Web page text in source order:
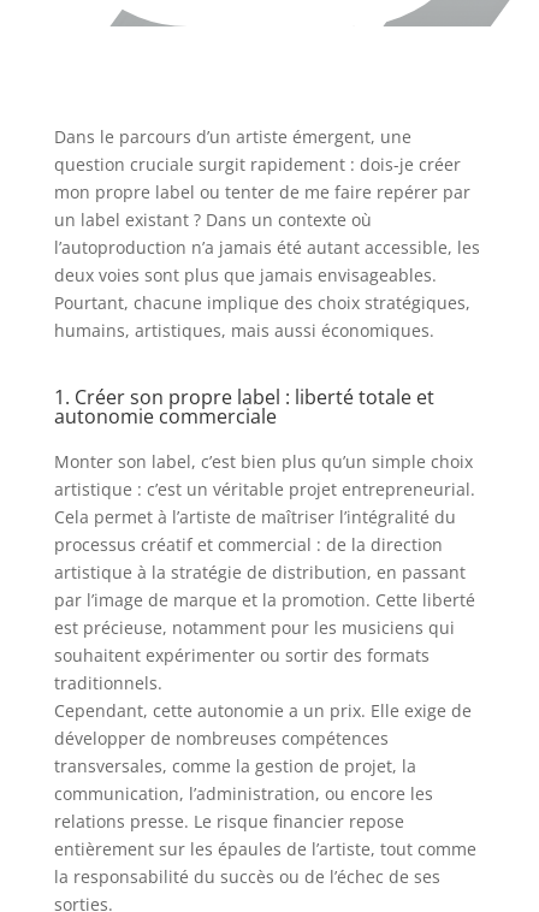
Dans le parcours d’un artiste émergent, une
question cruciale surgit rapidement : dois-je créer
mon propre label ou tenter de me faire repérer par
un label existant ? Dans un contexte où
l’autoproduction n’a jamais été autant accessible, les
deux voies sont plus que jamais envisageables.
Pourtant, chacune implique des choix stratégiques,
humains, artistiques, mais aussi économiques.
1. Créer son propre label : liberté totale et
autonomie commerciale
Monter son label, c’est bien plus qu’un simple choix
artistique : c’est un véritable projet entrepreneurial.
Cela permet à l’artiste de maîtriser l’intégralité du
processus créatif et commercial : de la direction
artistique à la stratégie de distribution, en passant
par l’image de marque et la promotion. Cette liberté
est précieuse, notamment pour les musiciens qui
souhaitent expérimenter ou sortir des formats
traditionnels.
Cependant, cette autonomie a un prix. Elle exige de
développer de nombreuses compétences
transversales, comme la gestion de projet, la
communication, l’administration, ou encore les
relations presse. Le risque financier repose
entièrement sur les épaules de l’artiste, tout comme
la responsabilité du succès ou de l’échec de ses
sorties.